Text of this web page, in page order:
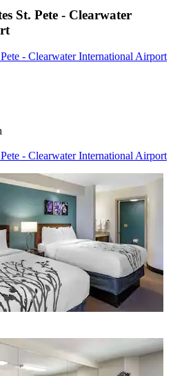
St. Pete - Clearwater
- Clearwater International Airport
- Clearwater International Airport